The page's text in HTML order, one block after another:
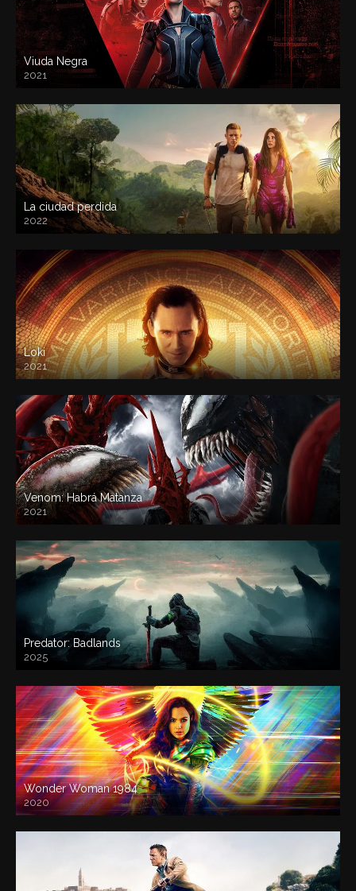
Viuda Negra
2021
La ciudad perdida
2022
Loki
2021
Venom: Habrá Matanza
2021
Predator: Badlands
2025
Wonder Woman 1984
2020